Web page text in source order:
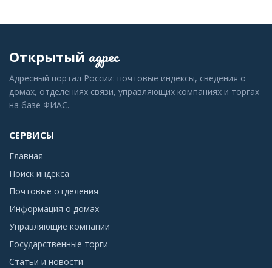
Открытый адрес
Адресный портал России: почтовые индексы, сведения о
домах, отделениях связи, управляющих компаниях и торгах
на базе ФИАС.
СЕРВИСЫ
Главная
Поиск индекса
Почтовые отделения
Информация о домах
Управляющие компании
Государственные торги
Статьи и новости